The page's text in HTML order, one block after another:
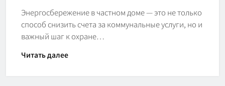
Энергосбережение в частном доме — это не только
способ снизить счета за коммунальные услуги, но и
важный шаг к охране…
Читать далее